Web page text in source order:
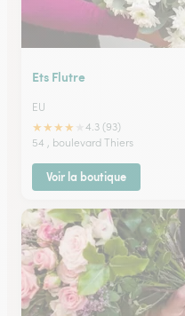
Ets Flutre
EU
★★★★
4.3 (93)
54 , boulevard Thiers
Voir la boutique